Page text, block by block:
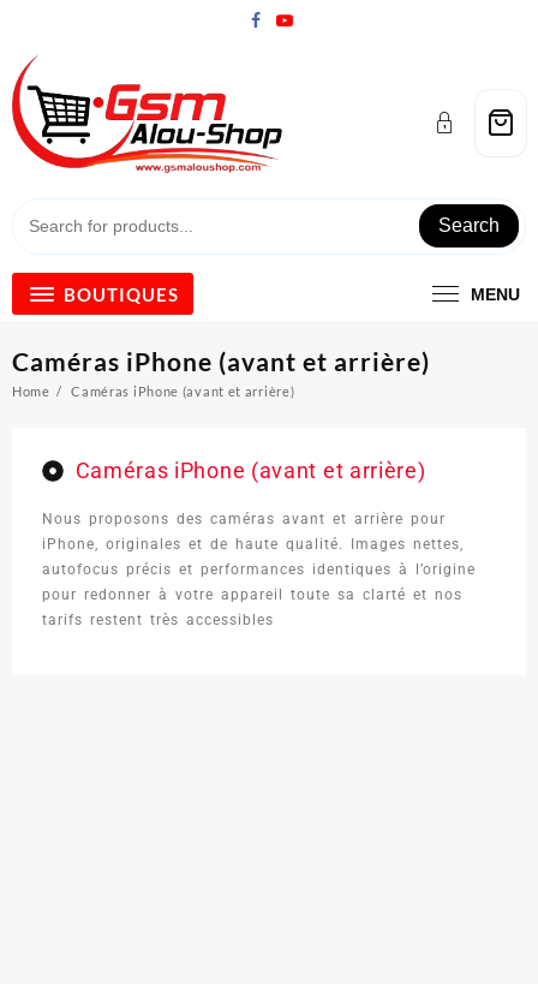
Search
BOUTIQUES MENU
Caméras iPhone (avant et arrière)
Home Caméras iPhone (avant et arrière)
Caméras iPhone (avant et arrière)
Nous proposons des caméras avant et arrière pour
iPhone, originales et de haute qualité. Images nettes,
autofocus précis et performances identiques à l’origine
pour redonner à votre appareil toute sa clarté et nos
tarifs restent très accessibles